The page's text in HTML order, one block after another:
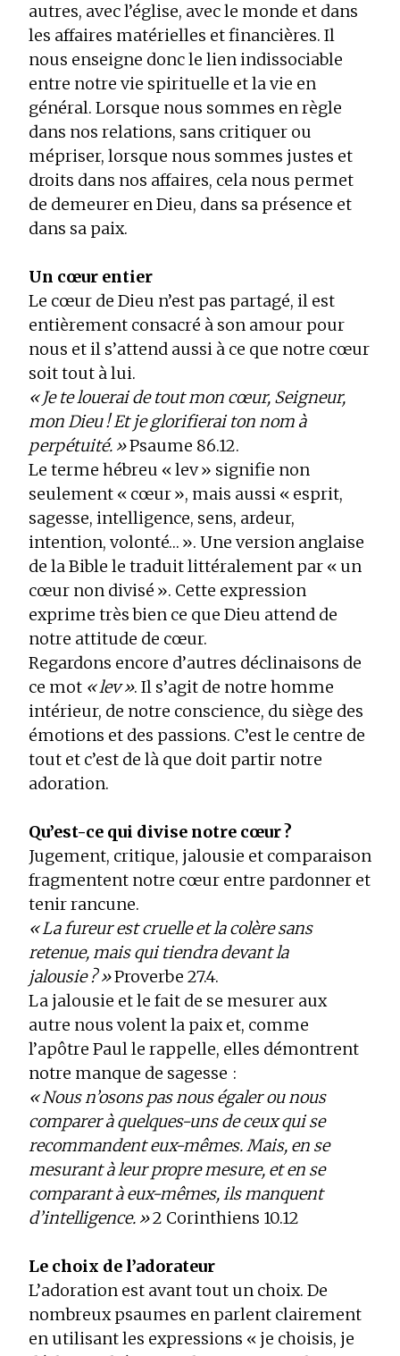
autres, avec l’église, avec le monde et dans
les affaires matérielles et financières. Il
nous enseigne donc le lien indissociable
entre notre vie spirituelle et la vie en
général. Lorsque nous sommes en règle
dans nos relations, sans critiquer ou
mépriser, lorsque nous sommes justes et
droits dans nos affaires, cela nous permet
de demeurer en Dieu, dans sa présence et
dans sa paix.
Un cœur entier
Le cœur de Dieu n’est pas partagé, il est
entièrement consacré à son amour pour
nous et il s’attend aussi à ce que notre cœur
soit tout à lui.
« Je te louerai de tout mon cœur, Seigneur,
mon Dieu ! Et je glorifierai ton nom à
perpétuité. »Psaume 86.12.
Le terme hébreu « lev » signifie non
seulement « cœur », mais aussi « esprit,
sagesse, intelligence, sens, ardeur,
intention, volonté… ». Une version anglaise
de la Bible le traduit littéralement par « un
cœur non divisé ». Cette expression
exprime très bien ce que Dieu attend de
notre attitude de cœur.
Regardons encore d’autres déclinaisons de
ce mot « lev ». Il s’agit de notre homme
intérieur, de notre conscience, du siège des
émotions et des passions. C’est le centre de
tout et c’est de là que doit partir notre
adoration.
Qu’est-ce qui divise notre cœur ?
Jugement, critique, jalousie et comparaison
fragmentent notre cœur entre pardonner et
tenir rancune.
« La fureur est cruelle et la colère sans
retenue, mais qui tiendra devant la
jalousie ? »Proverbe 27.4.
La jalousie et le fait de se mesurer aux
autre nous volent la paix et, comme
l’apôtre Paul le rappelle, elles démontrent
notre manque de sagesse :
« Nous n’osons pas nous égaler ou nous
comparer à quelques-uns de ceux qui se
recommandent eux-mêmes. Mais, en se
mesurant à leur propre mesure, et en se
comparant à eux-mêmes, ils manquent
d’intelligence. »2 Corinthiens 10.12
Le choix de l’adorateur
L’adoration est avant tout un choix. De
nombreux psaumes en parlent clairement
en utilisant les expressions « je choisis, je